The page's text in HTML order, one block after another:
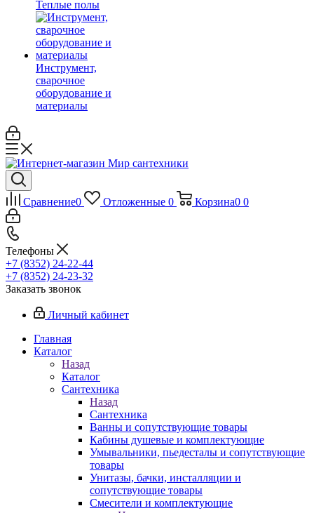
Теплые полы
Инструмент,
сварочное
оборудование и
материалы
Сравнение0 Отложенные 0 Корзина0 0
Телефоны
+7 (8352) 24-22-44
+7 (8352) 24-23-32
Заказать звонок
Личный кабинет
Главная
Каталог
Назад
Каталог
Сантехника
Назад
Сантехника
Ванны и сопутствующие товары
Кабины душевые и комплектующие
Умывальники, пьедесталы и сопутствующие
товары
Унитазы, бачки, инсталляции и
сопутствующие товары
Смесители и комплектующие